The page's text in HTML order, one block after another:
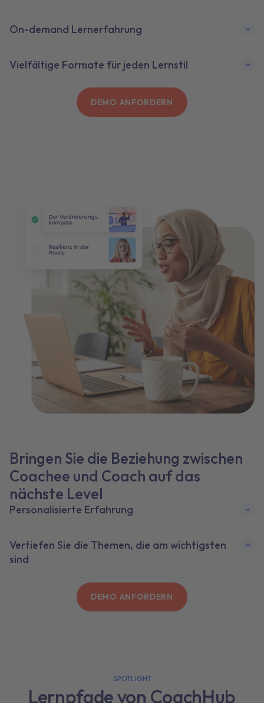
On-demand Lernerfahrung
Vielfältige Formate für jeden Lernstil
DEMO ANFORDERN
Bringen Sie die Beziehung zwischen
Coachee und Coach auf das
nächste Level
Personalisierte Erfahrung
Vertiefen Sie die Themen, die am wichtigsten
sind
DEMO ANFORDERN
SPOTLIGHT
Lernpfade von CoachHub